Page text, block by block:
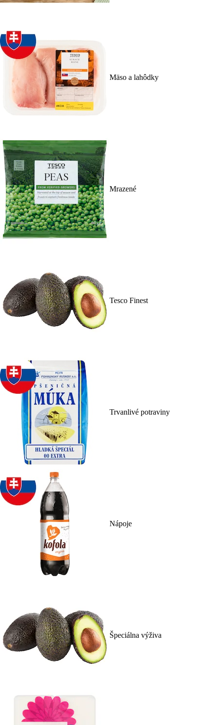
Mäso a lahôdky
Mrazené
Tesco Finest
Trvanlivé potraviny
Nápoje
Špeciálna výživa